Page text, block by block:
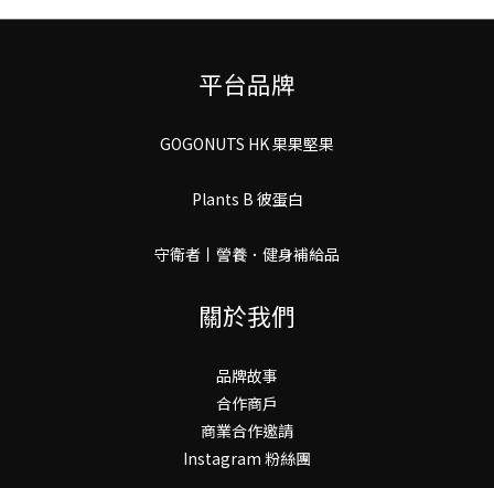
平台品牌
GOGONUTS HK 果果堅果
Plants B 彼蛋白
守衛者丨謍養．健身補給品
關於我們
品牌故事
合作商戶
商業合作邀請
Instagram 粉絲團